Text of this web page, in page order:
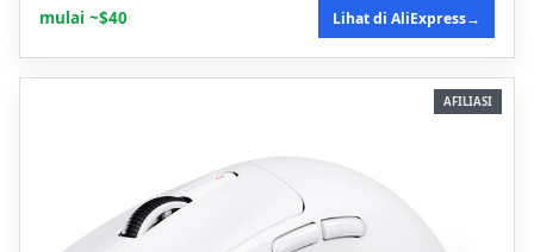
mulai ~$40
Lihat di AliExpress→
AFILIASI